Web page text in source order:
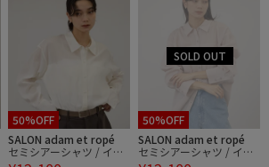
50%OFF
SALON adam et ropé
セミシアーシャツ / イー
50%OFF
SALON adam et ropé
セミシアーシャツ / イー